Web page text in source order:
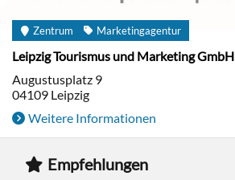
Zentrum Marketingagentur
Leipzig Tourismus und Marketing GmbH
Augustusplatz 9
04109 Leipzig
Weitere Informationen
Empfehlungen